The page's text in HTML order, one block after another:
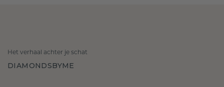
Het verhaal achter je schat
DIAMONDSBYME